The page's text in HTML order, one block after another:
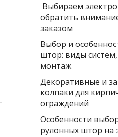
Выбираем
обратить
заказом
Выбор и
штор: виды
монтаж
Декоративные и
колпаки для
ограждений
Особенности
рулонных штор на